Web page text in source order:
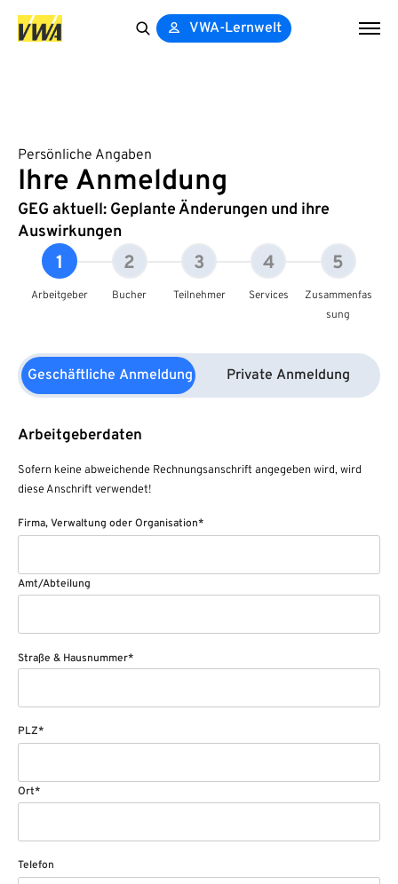
VWA-Lernwelt
Persönliche Angaben
Ihre Anmeldung
GEG aktuell: Geplante Änderungen und ihre
Auswirkungen
1
Arbeitgeber
2
Bucher
3
Teilnehmer
4
Services
5
Zusammenfas
sung
Geschäftliche Anmeldung Private Anmeldung
Arbeitgeberdaten
Sofern keine abweichende Rechnungsanschrift angegeben wird, wird
diese Anschrift verwendet!
Firma, Verwaltung oder Organisation*
Amt/Abteilung
Straße & Hausnummer*
PLZ*
Ort*
Telefon